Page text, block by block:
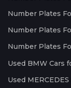
Number Plates
Number Plates
Number Plates
Used BMW Cars
Used